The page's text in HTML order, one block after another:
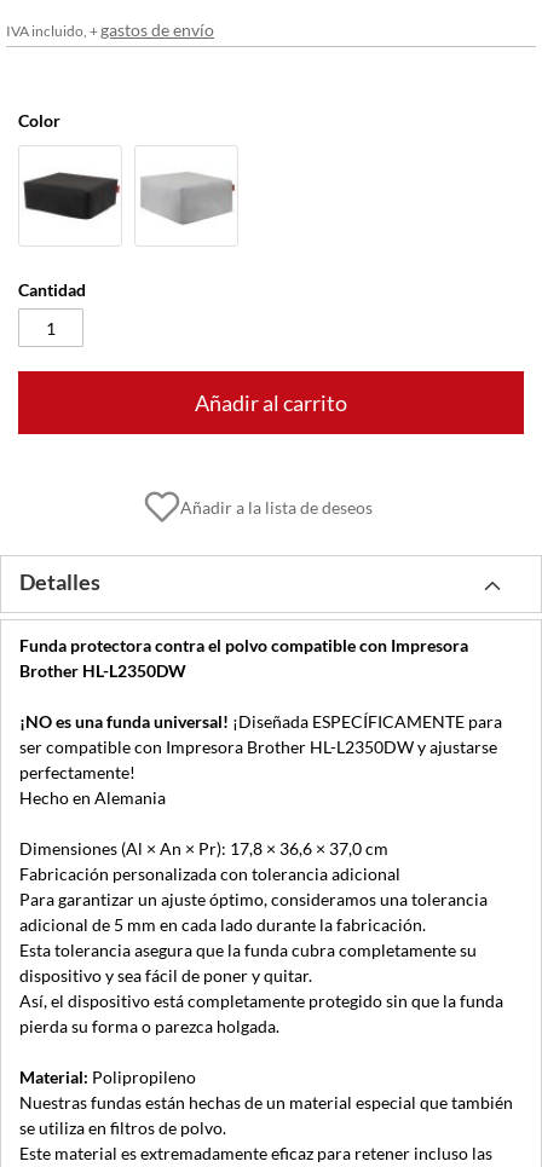
IVA incluido, +gastos de envío
Color
Cantidad
Añadir al carrito
Añadir a la lista de deseos
Detalles
Funda protectora contra el polvo compatible con Impresora
Brother HL-L2350DW
¡NO es una funda universal! ¡Diseñada ESPECÍFICAMENTE para
ser compatible con Impresora Brother HL-L2350DW y ajustarse
perfectamente!
Hecho en Alemania
Dimensiones (Al × An × Pr): 17,8 × 36,6 × 37,0 cm
Fabricación personalizada con tolerancia adicional
Para garantizar un ajuste óptimo, consideramos una tolerancia
adicional de 5 mm en cada lado durante la fabricación.
Esta tolerancia asegura que la funda cubra completamente su
dispositivo y sea fácil de poner y quitar.
Así, el dispositivo está completamente protegido sin que la funda
pierda su forma o parezca holgada.
Material: Polipropileno
Nuestras fundas están hechas de un material especial que también
se utiliza en filtros de polvo.
Este material es extremadamente eficaz para retener incluso las